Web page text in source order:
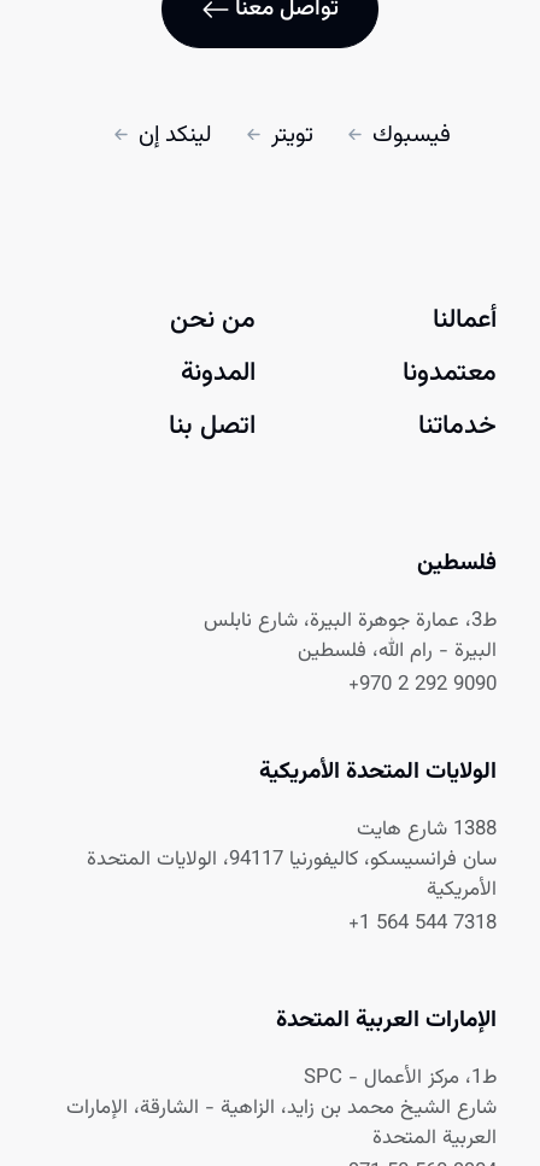
تواصل معنا
فيسبوك تويتر لينكد إن
أعمالنا
معتمدونا
خدماتنا
من نحن
المدونة
اتصل بنا
فلسطين
ط3، عمارة جوهرة البيرة، شارع نابلس
البيرة - رام الله، فلسطين
+970 2 292 9090
الولايات المتحدة الأمريكية
1388 شارع هايت
سان فرانسيسكو، كاليفورنيا 94117، الولايات المتحدة
الأمريكية
+1 564 544 7318
الإمارات العربية المتحدة
ط1، مركز الأعمال - SPC
شارع الشيخ محمد بن زايد، الزاهية - الشارقة، الإمارات
العربية المتحدة